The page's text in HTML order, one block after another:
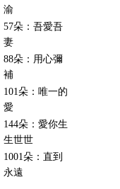
渝
57朵：吾愛吾
妻
88朵：用心彌
補
101朵：唯一的
愛
144朵：愛你生
生世世
1001朵：直到
永遠